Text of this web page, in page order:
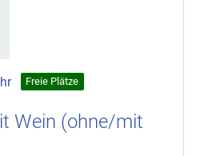
Freie Plätze
Wein (ohne/mit